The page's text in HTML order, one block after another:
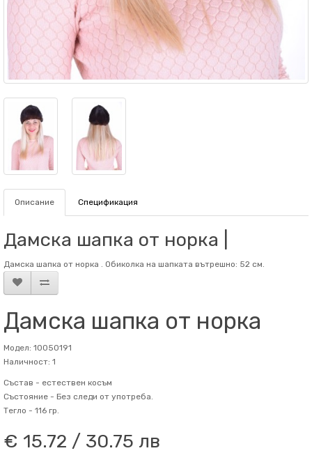
Описание Спецификация
Дамска шапка от норка |
Дамска шапка от норка . Обиколка на шапката вътрешно: 52 см.
Дамска шапка от норка
Модел: 10050191
Наличност: 1
Състав - естествен косъм
Състояние - Без следи от употреба.
Тегло - 116 гр.
€ 15.72 / 30.75 лв